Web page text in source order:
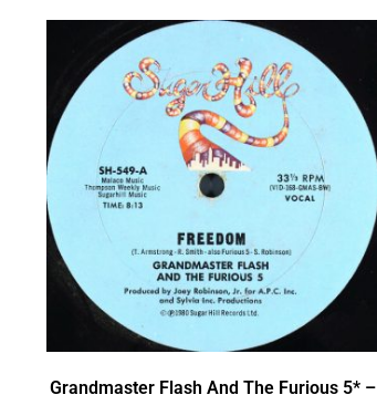
Grandmaster Flash And The Furious 5* ‎–